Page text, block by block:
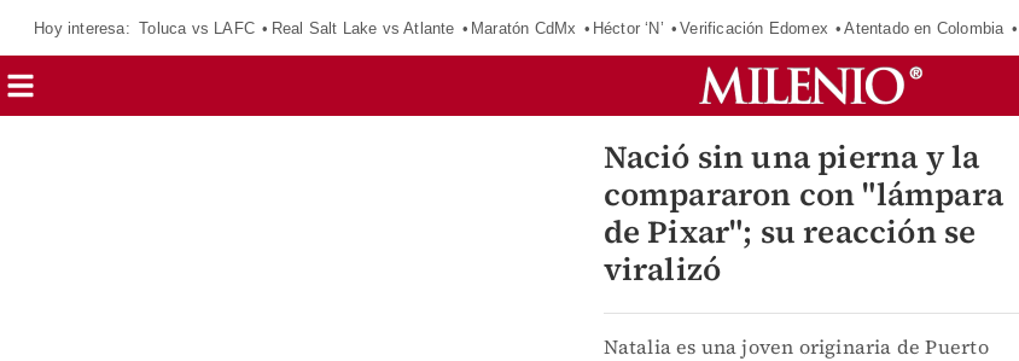
Hoy interesa: Toluca vs LAFC Real Salt Lake vs Atlante Maratón CdMx Héctor ‘N’ Verificación Edomex Atentado en Colombia
Nació sin una pierna y la
compararon con "lámpara
de Pixar"; su reacción se
viralizó
Natalia es una joven originaria de Puerto